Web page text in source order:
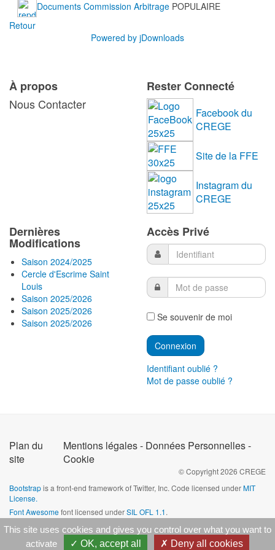
Documents Commission Arbitrage POPULAIRE
Retour
Powered by jDownloads
À propos
Nous Contacter
Rester Connecté
Facebook du
CREGE
Site de la FFE
Instagram du
CREGE
Dernières
Modifications
Saison 2024/2025
Cercle d'Escrime Saint
Louis
Saison 2025/2026
Saison 2025/2026
Saison 2025/2026
Accès Privé
Se souvenir de moi
Identifiant oublié ?
Mot de passe oublié ?
Plan du
site
Mentions légales - Données Personnelles -
Cookie
© Copyright2026 CREGE
Bootstrapis a front-end framework of Twitter, Inc. Code licensed underMIT
License.
Font Awesomefont licensed underSIL OFL 1.1.
This site uses cookies and gives you control over what you want to
activate
OK, accept all Deny all cookies